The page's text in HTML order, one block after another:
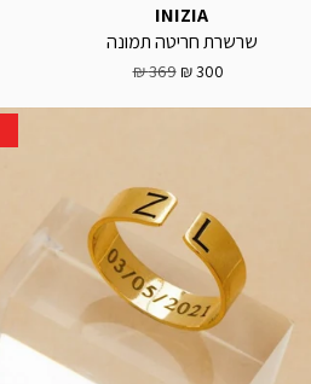
INIZIA
שרשרת חריטה תמונה
300 ₪
369 ₪